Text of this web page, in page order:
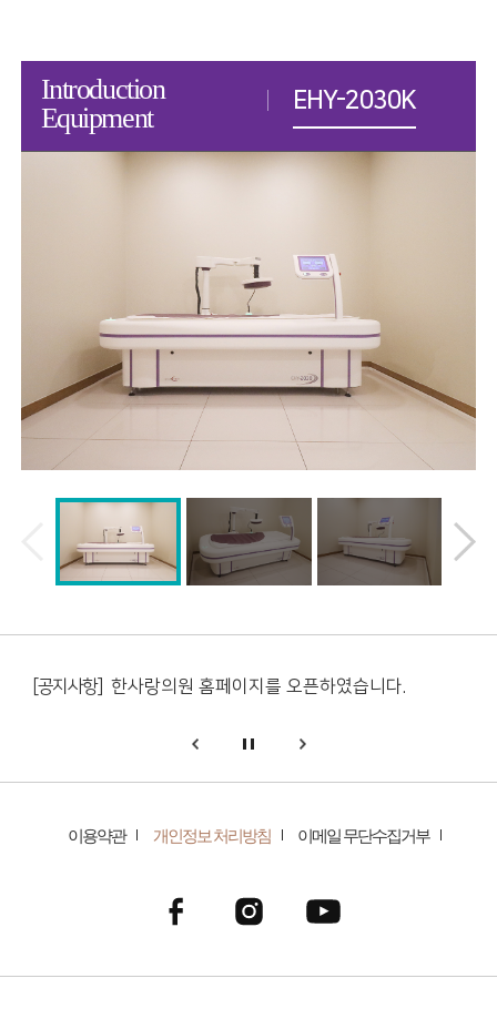
Introduction
Equipment
EHY-2030K
한사랑의원 홈페이지를 오픈하였습니다.
[공지사항] 한사랑의원 홈페이지를 오픈하였습니다.
genesis.common.p2.previous
일시정지다음
이용약관 개인정보 처리방침 이메일 무단수집거부